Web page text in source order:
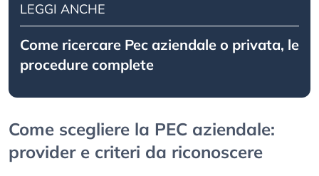
LEGGI ANCHE
Come ricercare Pec aziendale o privata, le
procedure complete
Come scegliere la PEC aziendale:
provider e criteri da riconoscere